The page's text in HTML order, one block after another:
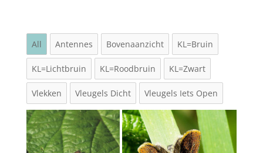
All Antennes Bovenaanzicht KL=Bruin
KL=Lichtbruin KL=Roodbruin KL=Zwart
Vlekken Vleugels Dicht Vleugels Iets Open